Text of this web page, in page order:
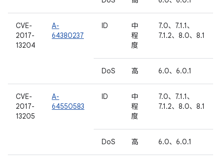
CVE-
2017-
13204
A-
64380237
ID
中
程
度
7.0、7.1.1、
7.1.2、8.0、8.1
DoS 高 6.0、6.0.1
CVE-
2017-
13205
A-
64550583
ID
中
程
度
7.0、7.1.1、
7.1.2、8.0、8.1
DoS 高 6.0、6.0.1